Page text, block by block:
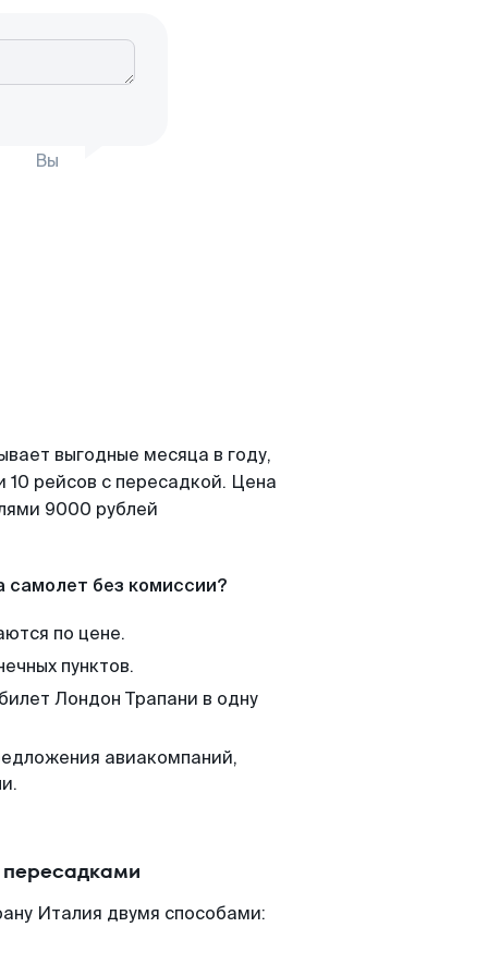
Вы
выгодные месяца в году,
рейсов с пересадкой. Цена
9000 рублей
самолет без комиссии?
по цене.
пунктов.
Лондон Трапани в одну
авиакомпаний,
Италия двумя способами: